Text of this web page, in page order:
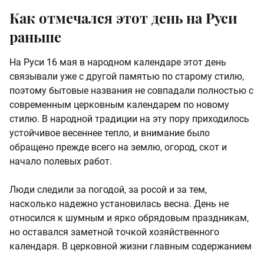
Как отмечался этот день на Руси
раньше
На Руси 16 мая в народном календаре этот день
связывали уже с другой памятью по старому стилю,
поэтому бытовые названия не совпадали полностью с
современным церковным календарем по новому
стилю. В народной традиции на эту пору приходилось
устойчивое весеннее тепло, и внимание было
обращено прежде всего на землю, огород, скот и
начало полевых работ.
Люди следили за погодой, за росой и за тем,
насколько надежно установилась весна. День не
относился к шумным и ярко обрядовым праздникам,
но оставался заметной точкой хозяйственного
календаря. В церковной жизни главным содержанием